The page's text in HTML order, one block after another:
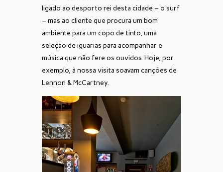
ligado ao desporto rei desta cidade – o surf
– mas ao cliente que procura um bom
ambiente para um copo de tinto, uma
seleção de iguarias para acompanhar e
música que não fere os ouvidos. Hoje, por
exemplo, à nossa visita soavam canções de
Lennon & McCartney.